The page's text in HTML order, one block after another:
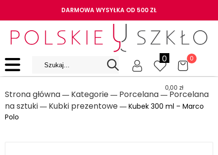
DARMOWA WYSYŁKA OD 500 ZŁ
0 0
0,00 zł
Strona główna ― Kategorie ― Porcelana ― Porcelana
na sztuki ― Kubki prezentowe ― Kubek 300 ml – Marco
Polo